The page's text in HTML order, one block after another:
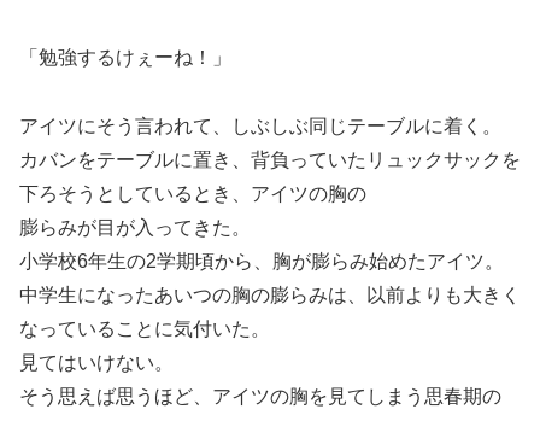
「勉強するけぇーね！」
アイツにそう言われて、しぶしぶ同じテーブルに着く。
カバンをテーブルに置き、背負っていたリュックサックを
下ろそうとしているとき、アイツの胸の
膨らみが目が入ってきた。
小学校6年生の2学期頃から、胸が膨らみ始めたアイツ。
中学生になったあいつの胸の膨らみは、以前よりも大きく
なっていることに気付いた。
見てはいけない。
そう思えば思うほど、アイツの胸を見てしまう思春期の